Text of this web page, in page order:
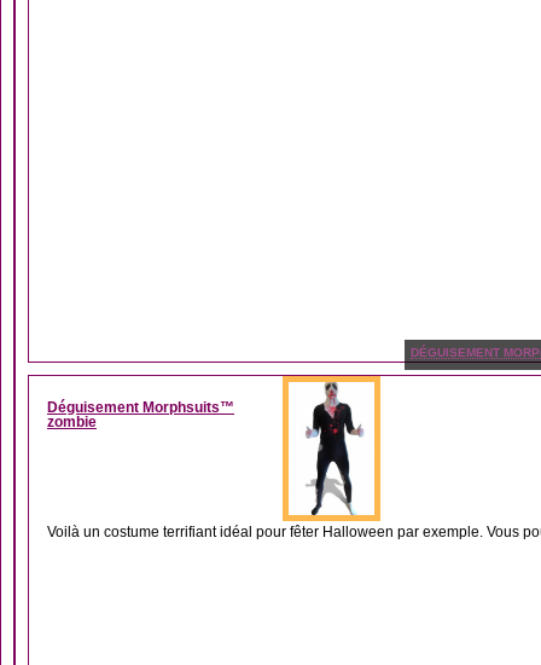
DÉGUISEMENT
Déguisement Morphsuits™
zombie
Voilà un costume terrifiant idéal pour fêter Halloween par exemple. Vous